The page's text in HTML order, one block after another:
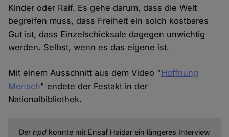
Kinder oder Raif. Es gehe darum, dass die Welt
begreifen muss, dass Freiheit ein solch kostbares
Gut ist, dass Einzelschicksale dagegen unwichtig
werden. Selbst, wenn es das eigene ist.
Mit einem Ausschnitt aus dem Video "Hoffnung
Mensch" endete der Festakt in der
Nationalbibliothek.
Der hpdkonnte mit Ensaf Haidar ein längeres Interview